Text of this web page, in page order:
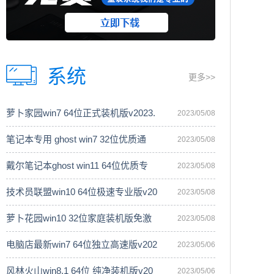
系统 更多>>
萝卜家园win7 64位正式装机版v2023. 2023/05/08
笔记本专用 ghost win7 32位优质通 2023/05/08
戴尔笔记本ghost win11 64位优质专 2023/05/08
技术员联盟win10 64位极速专业版v20 2023/05/08
萝卜花园win10 32位家庭装机版免激 2023/05/08
电脑店最新win7 64位独立高速版v202 2023/05/06
风林火山win8.1 64位 纯净装机版v20 2023/05/06